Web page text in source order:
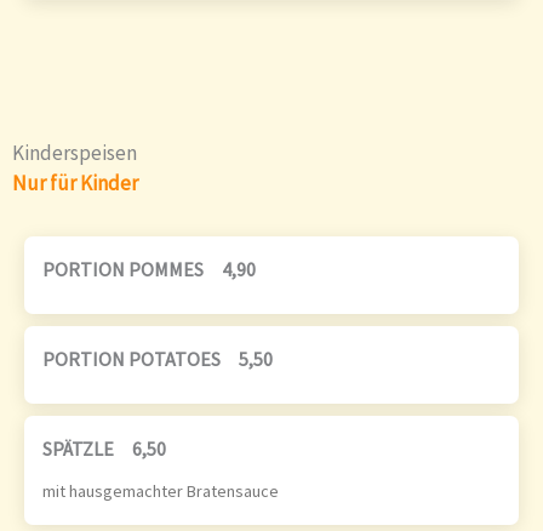
Kinderspeisen
Nur für Kinder
PORTION POMMES 4,90
PORTION POTATOES 5,50
SPÄTZLE 6,50
mit hausgemachter Bratensauce